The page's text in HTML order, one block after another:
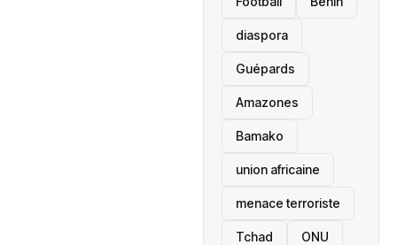
diaspora
Guépards
Amazones
Bamako
union africaine
menace terroriste
‎Tchad ONU